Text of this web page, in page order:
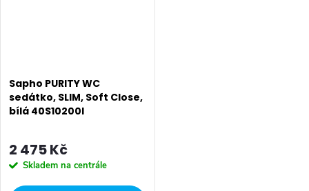
Sapho PURITY WC
sedátko, SLIM, Soft Close,
bílá 40S10200I
2 475 Kč
Skladem na centrále